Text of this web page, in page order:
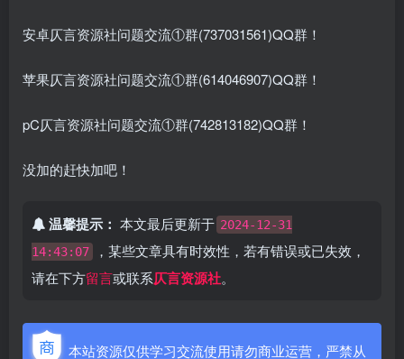
安卓仄言资源社问题交流①群(737031561)QQ群！
苹果仄言资源社问题交流①群(614046907)QQ群！
pC仄言资源社问题交流①群(742813182)QQ群！
没加的赶快加吧！
温馨提示： 本文最后更新于 2024-12-31
14:43:07
，某些文章具有时效性，若有错误或已失效，
请在下方留言或联系仄言资源社。
本站资源仅供学习交流使用请勿商业运营，严禁从